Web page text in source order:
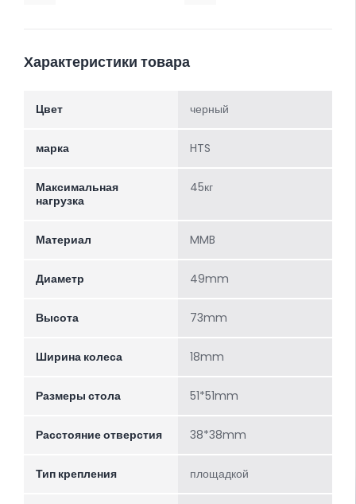
Характеристики товара
Цвет черный
марка HTS
Максимальная
нагрузка
45кг
Материал MMB
Диаметр 49mm
Высота 73mm
Ширина колеса 18mm
Размеры стола 51*51mm
Расстояние отверстия 38*38mm
Тип крепления площадкой